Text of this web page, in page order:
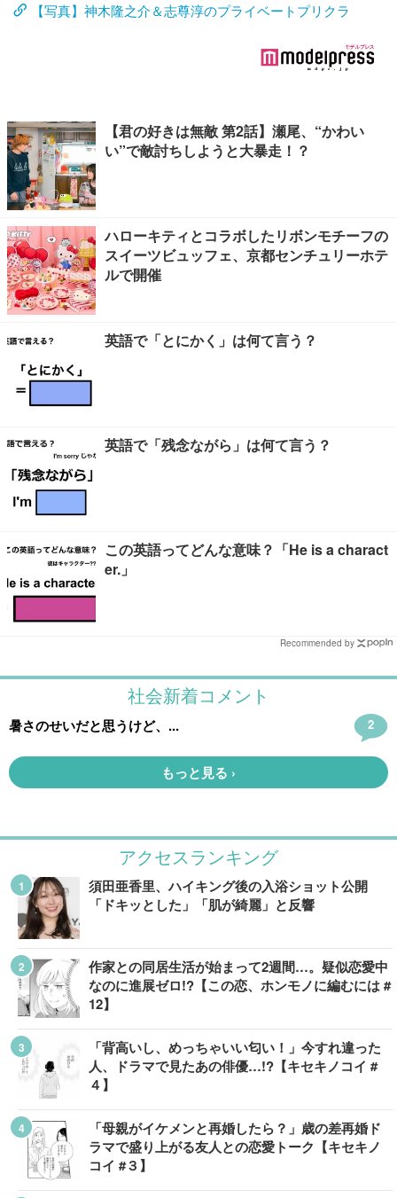
【写真】神木隆之介＆志尊淳のプライベートプリクラ
【君の好きは無敵 第2話】瀬尾、“かわい
い”で敵討ちしようと大暴走！？
ハローキティとコラボしたリボンモチーフの
スイーツビュッフェ、京都センチュリーホテ
ルで開催
英語で「とにかく」は何て言う？
英語で「残念ながら」は何て言う？
この英語ってどんな意味？「He is a charact
er.」
Recommended by
アクセスランキング
須田亜香里、ハイキング後の入浴ショット公開
「ドキッとした」「肌が綺麗」と反響
作家との同居生活が始まって2週間…。疑似恋愛中
なのに進展ゼロ!?【この恋、ホンモノに編むには #
12】
「背高いし、めっちゃいい匂い！」今すれ違った
人、ドラマで見たあの俳優…!?【キセキノコイ #
４】
「母親がイケメンと再婚したら？」歳の差再婚ド
ラマで盛り上がる友人との恋愛トーク【キセキノ
コイ #３】